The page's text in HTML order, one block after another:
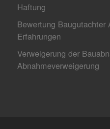
Haftung
Bewertung Baugutachter
Erfahrungen
Verweigerung der
Abnahmeverweigerung